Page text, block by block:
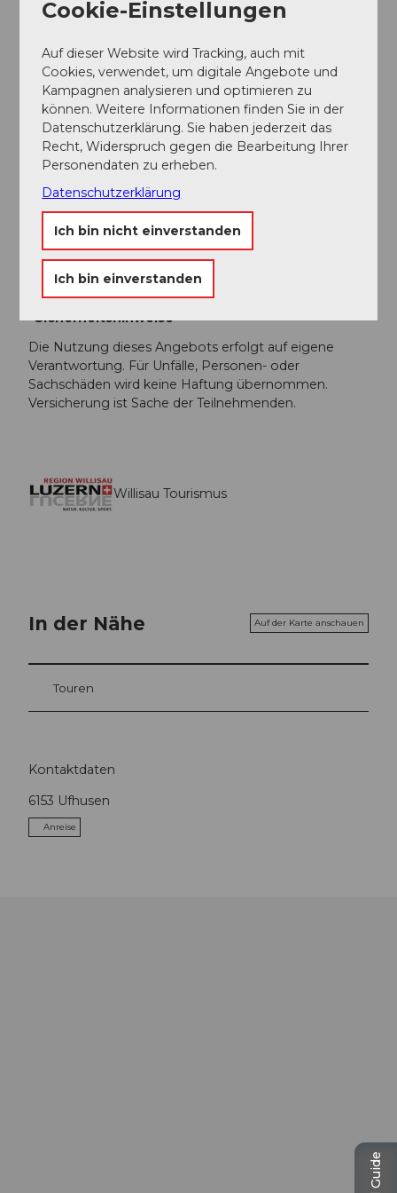
Organisation
Unser Tipp
Auch Ermittler brauchen zwischendurch eine Pause:
Beim Schauplatz 5 auf dem Läubli Möhrenhof bietet
sich die Gelegenheit, eine hausgemachte Glace zu
der Spurensuche.
Zum Abschluss lohnt sich ein Besuch im Café und
Dorfladen «Träffpunkt», wo Sie den Fall gemütlich
ausklingen lassen können.
Sicherheitshinweise
Die Nutzung dieses Angebots erfolgt auf eigene
Verantwortung. Für Unfälle, Personen- oder
Sachschäden wird keine Haftung übernommen.
Versicherung ist Sache der Teilnehmenden.
Willisau Tourismus
In der Nähe Auf der Karte anschauen
Touren
Kontaktdaten
6153 Ufhusen
Anreise
Cookie-Einstellungen
Auf dieser Website wird Tracking, auch mit
Cookies, verwendet, um digitale Angebote und
Kampagnen analysieren und optimieren zu
können. Weitere Informationen finden Sie in der
Datenschutzerklärung. Sie haben jederzeit das
Recht, Widerspruch gegen die Bearbeitung Ihrer
Personendaten zu erheben.
Datenschutzerklärung
Ich bin nicht einverstanden
Ich bin einverstanden